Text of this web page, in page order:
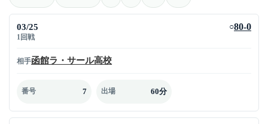
03/25
1回戦
○80-0
相手函館ラ・サール高校
番号 7 出場 60分